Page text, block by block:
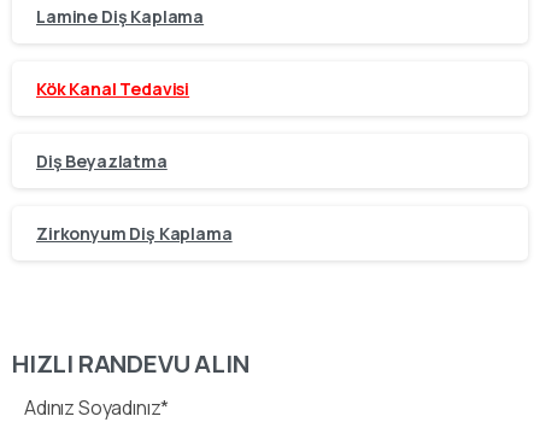
Lamine Diş Kaplama
Kök Kanal Tedavisi
Diş Beyazlatma
Zirkonyum Diş Kaplama
HIZLI RANDEVU ALIN
Adınız Soyadınız*